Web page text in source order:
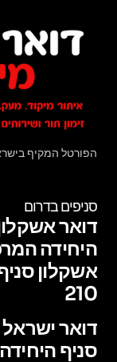
הפורטל המקיף
סניפים בדרום
דואר
היחידה
אשקלון
210
דואר
סניף היחידה